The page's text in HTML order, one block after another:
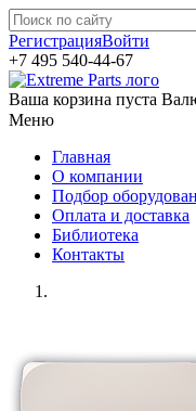
РегистрацияВойти
+7 495 540-44-67
Ваша корзина пуста
Меню
Главная
О компании
Подбор
Оплата и доставка
Библиотека
Контакты